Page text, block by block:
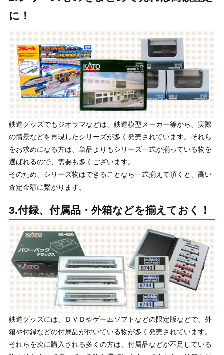
に！
鉄道グッズでもジオラマなどは、鉄道模型メーカー等から、実際
の情景などを再現したシリーズが多く発売されています。それら
をお求めになる方は、単品よりもシリーズ一式が揃っている物を
選ばれるので、需要も多くございます。
そのため、シリーズ物はできることなら一式揃えて頂くと、高い
査定金額に繋がります。
3.付録、付属品・外箱などを揃えておく！
鉄道グッズには、ＤＶＤやゲームソフトなどの限定版などで、外
箱や付録などの付属品が付いている物が多く発売されています。
それらを次に購入される多くの方は、付属品などが不足している